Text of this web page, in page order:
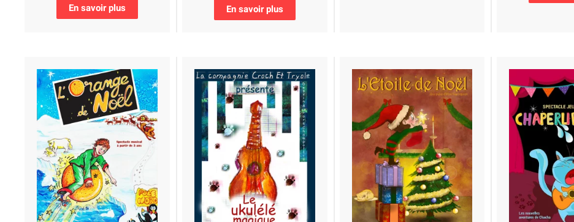
En savoir plus En savoir plus